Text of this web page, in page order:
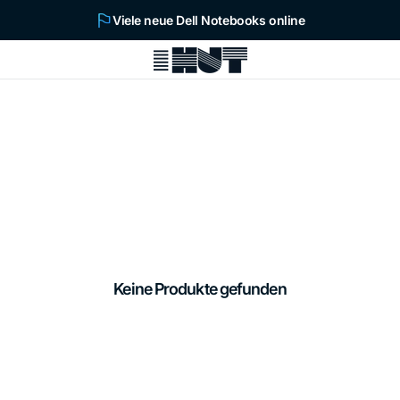
Viele neue Dell Notebooks online
Keine Produkte gefunden